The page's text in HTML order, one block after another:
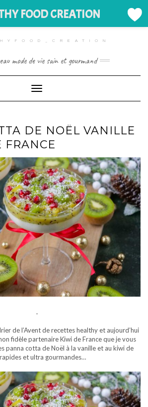
mode de vie sain et gourmand
Toggle Navigation
DE NOËL VANILLE
FRANCE
-
de l’Avent de recettes healthy et aujourd’hui
fidèle partenaire Kiwi de France que je vous
panna cotta de Noël à la vanille et au kiwi de
et ultra gourmandes…
FOOD CREATION